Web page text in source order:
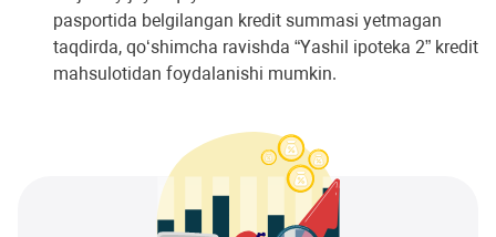
pasportida belgilangan kredit summasi yetmagan
taqdirda, qo‘shimcha ravishda “Yashil ipoteka 2” kredit
mahsulotidan foydalanishi mumkin.